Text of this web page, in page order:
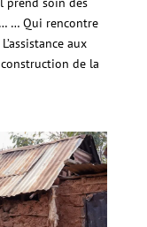
… Qui rencontre
aux
de la